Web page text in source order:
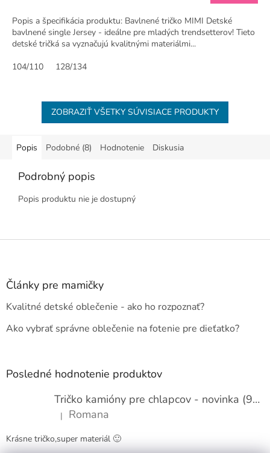
Popis a špecifikácia produktu: Bavlnené tričko MIMI Detské
bavlnené single Jersey - ideálne pre mladých trendsetterov! Tieto
detské tričká sa vyznačujú kvalitnými materiálmi...
104/110
128/134
ZOBRAZIŤ VŠETKY SÚVISIACE PRODUKTY
Popis Podobné (8) Hodnotenie Diskusia
Podrobný popis
Popis produktu nie je dostupný
Z
Články pre mamičky
Kvalitné detské oblečenie - ako ho rozpoznať?
Ako vybrať správne oblečenie na fotenie pre dieťatko?
Posledné hodnotenie produktov
Tričko kamióny pre chlapcov - novinka (98-134)
Hodnotenie produktu je 5 z 5 hviezdičiek.
| Romana
Krásne tričko,super materiál 🙂